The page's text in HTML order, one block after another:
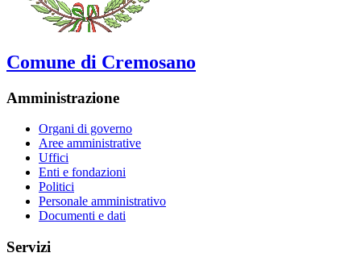
Comune di Cremosano
Amministrazione
Organi di governo
Aree amministrative
Uffici
Enti e fondazioni
Politici
Personale amministrativo
Documenti e dati
Servizi